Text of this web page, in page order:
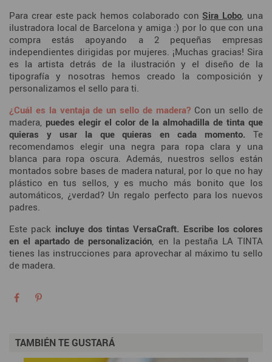
Para crear este pack hemos colaborado con Sira Lobo , una
ilustradora local de Barcelona y amiga :) por lo que con una
compra estás apoyando a 2 pequeñas empresas
independientes dirigidas por mujeres. ¡Muchas gracias! Sira
es la artista detrás de la ilustración y el diseño de la
tipografía y nosotras hemos creado la composición y
personalizamos el sello para ti.
¿Cuál es la ventaja de un sello de madera?Con un sello de
madera, puedes elegir el color de la almohadilla de tinta que
quieras y usar la que quieras en cada momento. Te
recomendamos elegir una negra para ropa clara y una
blanca para ropa oscura. Además, nuestros sellos están
montados sobre bases de madera natural, por lo que no hay
plástico en tus sellos, y es mucho más bonito que los
automáticos, ¿verdad? Un regalo perfecto para los nuevos
padres.
Este pack incluye dos tintas VersaCraft. Escribe los colores
en el apartado de personalización , en la pestaña LA TINTA
tienes las instrucciones para aprovechar al máximo tu sello
de madera.
TAMBIÉN TE GUSTARÁ